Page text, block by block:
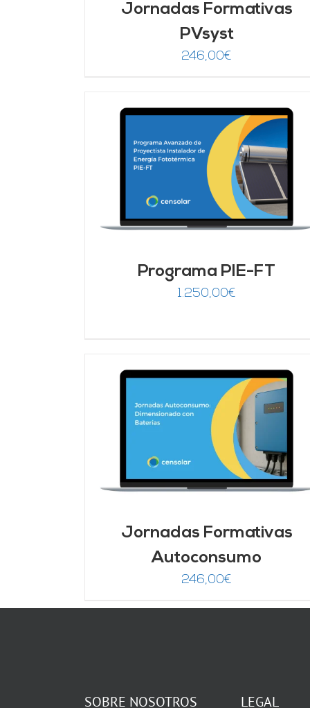
Jornadas Formativas
PVsyst
246,00€
Programa PIE-FT
1.250,00€
AÑADIR AL CARRITO / DETALLES
Jornadas Formativas
Autoconsumo
246,00€
SOBRE NOSOTROS LEGAL